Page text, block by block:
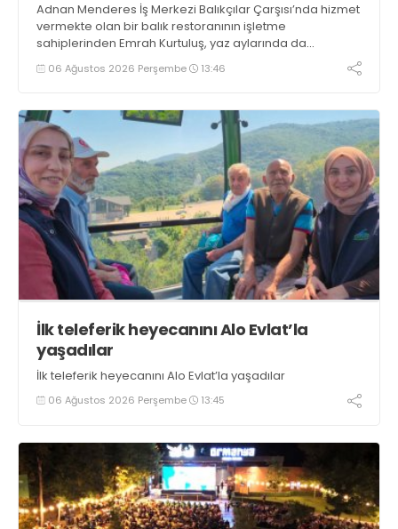
Adnan Menderes İş Merkezi Balıkçılar Çarşısı’nda hizmet
vermekte olan bir balık restoranının işletme
sahiplerinden Emrah Kurtuluş, yaz aylarında da
tezgahlarda taze balık bulunduğunu ifade ederek “Yıl
boyunca tezgahlarda taze balık bulmak mümkün
06 Ağustos 2026 Perşembe 13:46
İlk teleferik heyecanını Alo Evlat’la
yaşadılar
İlk teleferik heyecanını Alo Evlat’la yaşadılar
06 Ağustos 2026 Perşembe 13:45